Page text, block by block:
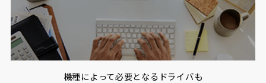
機種によって必要となるドライバも